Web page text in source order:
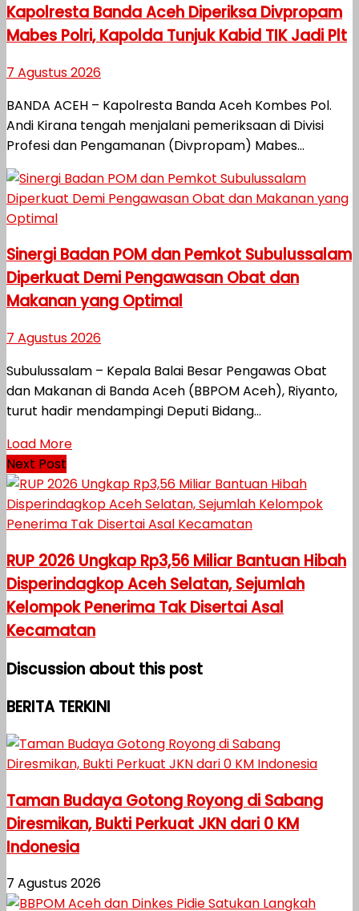
Kapolresta Banda Aceh Diperiksa Divpropam
Mabes Polri, Kapolda Tunjuk Kabid TIK Jadi Plt
7 Agustus 2026
BANDA ACEH – Kapolresta Banda Aceh Kombes Pol.
Andi Kirana tengah menjalani pemeriksaan di Divisi
Profesi dan Pengamanan (Divpropam) Mabes...
Sinergi Badan POM dan Pemkot Subulussalam
Diperkuat Demi Pengawasan Obat dan
Makanan yang Optimal
7 Agustus 2026
Subulussalam – Kepala Balai Besar Pengawas Obat
dan Makanan di Banda Aceh (BBPOM Aceh), Riyanto,
turut hadir mendampingi Deputi Bidang...
Load More
Next Post
RUP 2026 Ungkap Rp3,56 Miliar Bantuan Hibah
Disperindagkop Aceh Selatan, Sejumlah
Kelompok Penerima Tak Disertai Asal
Kecamatan
Discussion about this post
BERITA TERKINI
Taman Budaya Gotong Royong di Sabang
Diresmikan, Bukti Perkuat JKN dari 0 KM
Indonesia
7 Agustus 2026